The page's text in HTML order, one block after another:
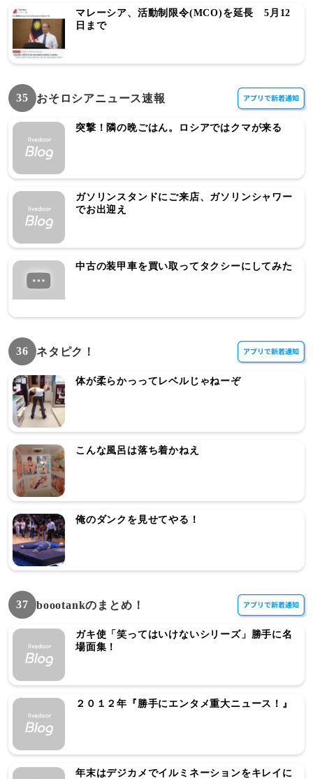
マレーシア、活動制限令(MCO)を延長 5月12
日まで
35 おそロシアニュース速報
突撃！隣の晩ごはん。ロシアではクマが来る
ガソリンスタンドにご来店、ガソリンシャワー
でお出迎え
中古の装甲車を買い取ってタクシーにしてみた
36 ネタピク！
体が柔らかっってレベルじゃねーぞ
こんな風呂は落ち着かねえ
俺のダンクを見せてやる！
37 boootankのまとめ！
ガキ使「笑ってはいけないシリーズ」勝手に名
場面集！
２０１２年『勝手にエンタメ重大ニュース！』
年末はデジカメでイルミネーションをキレイに